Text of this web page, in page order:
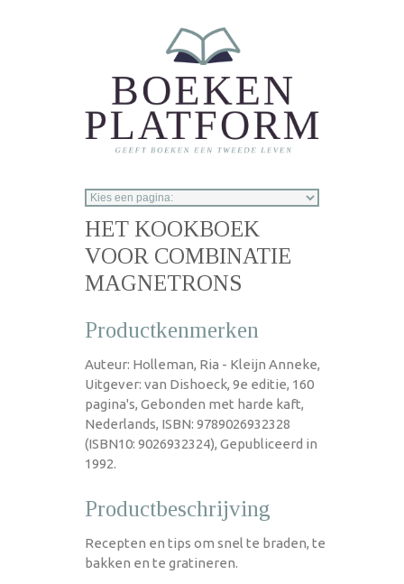
HET KOOKBOEK
VOOR COMBINATIE
MAGNETRONS
Productkenmerken
Auteur: Holleman, Ria - Kleijn Anneke,
Uitgever: van Dishoeck, 9e editie, 160
pagina's, Gebonden met harde kaft,
Nederlands, ISBN: 9789026932328
(ISBN10: 9026932324), Gepubliceerd in
1992.
Productbeschrijving
Recepten en tips om snel te braden, te
bakken en te gratineren.